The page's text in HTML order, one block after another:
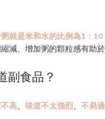
就是米和水的比例為1：10
減、增加粥的顆粒感有助於
副食品？
高 味道不太強烈 不易